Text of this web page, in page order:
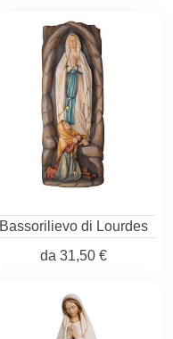
Bassorilievo di Lourdes
da 31,50 €